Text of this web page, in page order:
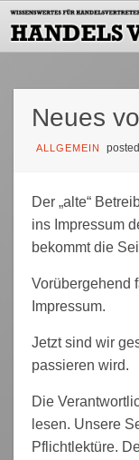
Neues
ALLGEMEIN
Der „alte“
ins Impressum
bekommt die
Vorübergehend
Impressum.
Jetzt sind wir
passieren wird.
Die
lesen. Unsere
Pflichtlektüre.